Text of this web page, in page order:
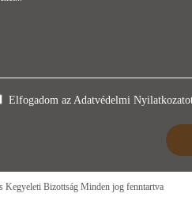
Elfogadom az Adatvédelmi
Kegyeleti Bizottság Minden jog fenntartva